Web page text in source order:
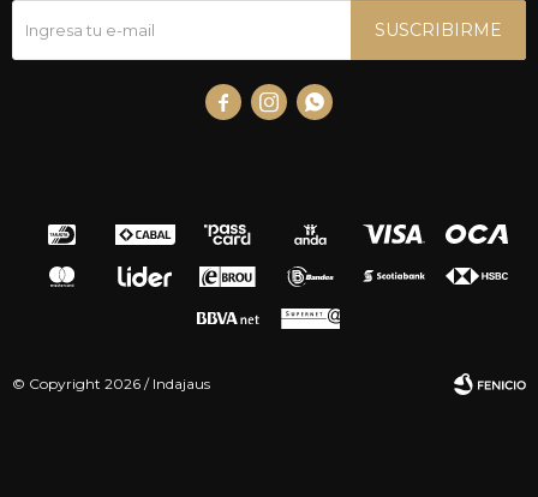
SUSCRIBIRME
  
© Copyright 2026 / Indajaus